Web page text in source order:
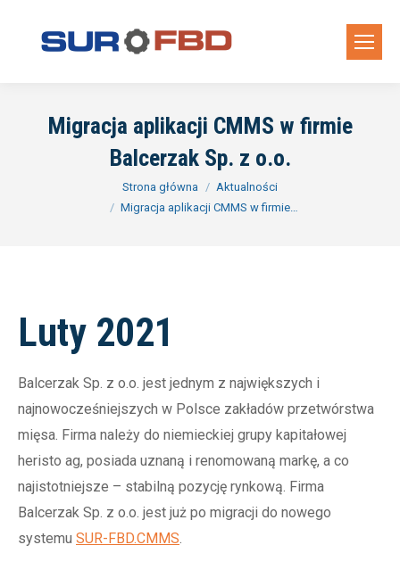
Migracja aplikacji CMMS w firmie
Balcerzak Sp. z o.o.
Strona główna
Aktualności
Migracja aplikacji CMMS w firmie…
Luty 2021
Balcerzak Sp. z o.o. jest jednym z największych i
najnowocześniejszych w Polsce zakładów przetwórstwa
mięsa. Firma należy do niemieckiej grupy kapitałowej
heristo ag, posiada uznaną i renomowaną markę, a co
najistotniejsze – stabilną pozycję rynkową. Firma
Balcerzak Sp. z o.o. jest już po migracji do nowego
systemu SUR-FBD.CMMS.